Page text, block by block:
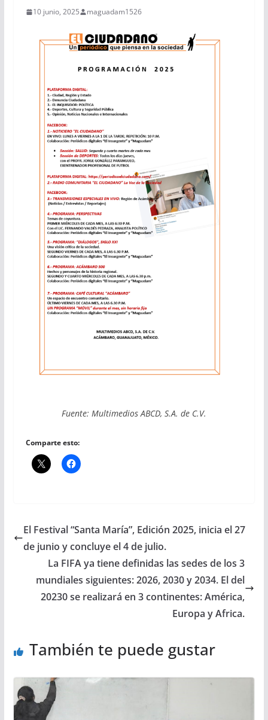
10 junio, 2025 maguadam1526
Fuente: Multimedios ABCD, S.A. de C.V.
Comparte esto:
El Festival “Santa María”, Edición 2025, inicia el 27
de junio y concluye el 4 de julio.
La FIFA ya tiene definidas las sedes de los 3
mundiales siguientes: 2026, 2030 y 2034. El del
20230 se realizará en 3 continentes: América,
Europa y Africa.
También te puede gustar